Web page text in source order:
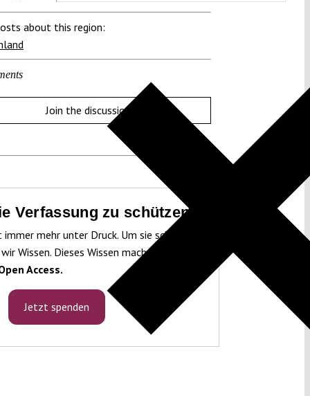
about this region:
Join the discussion
Verfassung zu schützen!
mehr unter Druck. Um sie schützen
Wissen. Dieses Wissen machen wir für
Access.
Jetzt spenden